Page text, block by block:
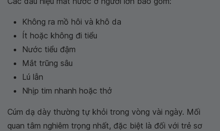
Không ra mồ hôi và khô da
Ít hoặc không đi tiểu
Nước tiểu đậm
Mắt trũng sâu
Lú lẫn
Nhịp tim nhanh hoặc thở
Cúm dạ dày thường tự khỏi trong vòng vài ngày. Mối
quan tâm nghiêm trọng nhất, đặc biệt là đối với trẻ sơ